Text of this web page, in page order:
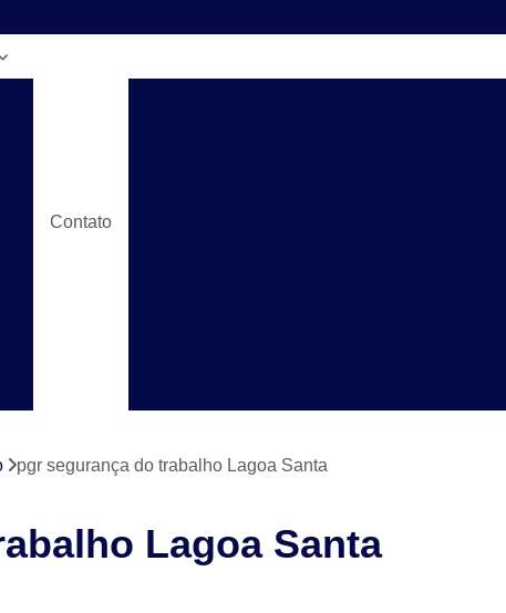
Contato
Laudo de Pgr para Construção
Laudo de Pgr sobre Solda
pgr segurança do trabalho Lagoa Santa
Lagoa Santa